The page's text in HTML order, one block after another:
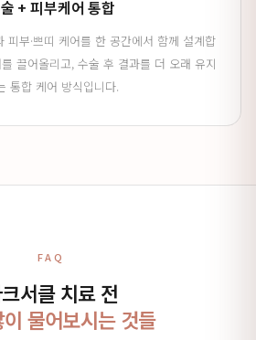
+ 피부케어 통합
피부·쁘띠 케어를 한 공간에서 함께 설계합
끌어올리고, 수술 후 결과를 더 오래 유지
통합 케어 방식입니다.
FAQ
서클 치료 전
물어보시는 것들